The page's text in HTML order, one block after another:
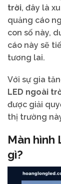
trời, đây là
quảng cáo
con số này,
cáo này sẽ
tương lai.
Với sự gia
LED ngoài
được giải
thị trường
Màn hình
gì?